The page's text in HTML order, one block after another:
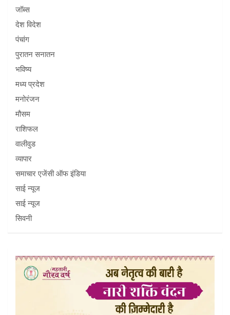
जॉब्स
देश विदेश
पंचांग
पुरातन सनातन
भविष्य
मध्य प्रदेश
मनोरंजन
मौसम
राशिफल
वालीवुड
व्यापार
समाचार एजेंसी ऑफ इंडिया
साई न्यूज
साई न्यूज
सिवनी